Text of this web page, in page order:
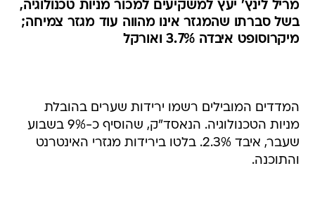
מריל לינץ' יעץ למשקיעים למכור מניות טכנולוגיה,
בשל סברתו שהמגזר אינו מהווה עוד מגזר צמיחה;
מיקרוסופט איבדה 3.7% ואורקל
המדדים המובילים רשמו ירידות שערים בהובלת
מניות הטכנולוגיה. הנאסד"ק, שהוסיף כ-9% בשבוע
שעבר, איבד 2.3%. בלטו בירידות מגזרי האינטרנט
והתוכנה.